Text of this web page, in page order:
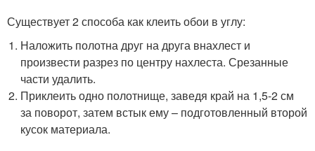
Существует 2 способа как клеить обои в углу:
Наложить полотна друг на друга внахлест и
произвести разрез по центру нахлеста. Срезанные
части удалить.
Приклеить одно полотнище, заведя край на 1,5-2 см
за поворот, затем встык ему – подготовленный второй
кусок материала.